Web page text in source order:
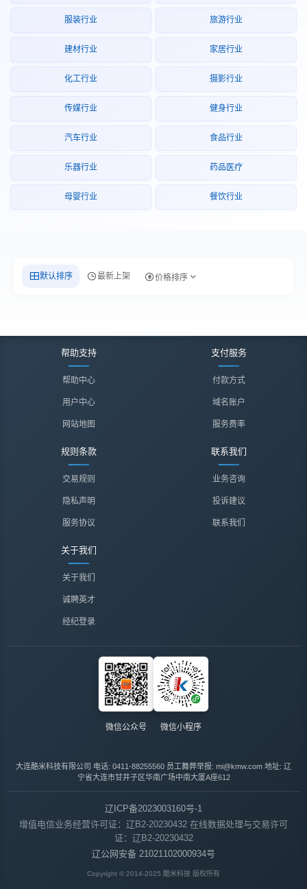
服装行业 旅游行业
建材行业 家居行业
化工行业 摄影行业
传媒行业 健身行业
汽车行业 食品行业
乐器行业 药品医疗
母婴行业 餐饮行业
默认排序 最新上架 价格排序
帮助支持
帮助中心
用户中心
网站地图
支付服务
付款方式
域名账户
服务费率
规则条款
交易规则
隐私声明
服务协议
联系我们
业务咨询
投诉建议
联系我们
关于我们
关于我们
诚聘英才
经纪登录
微信公众号 微信小程序
大连酷米科技有限公司 电话: 0411-88255560 员工舞弊举报: mi@kmw.com 地址: 辽
宁省大连市甘井子区华南广场中南大厦A座612
辽ICP备2023003160号-1
增值电信业务经营许可证：辽B2-20230432 在线数据处理与交易许可
证：辽B2-20230432
辽公网安备 21021102000934号
Copyright © 2014-2025 酷米科技 版权所有